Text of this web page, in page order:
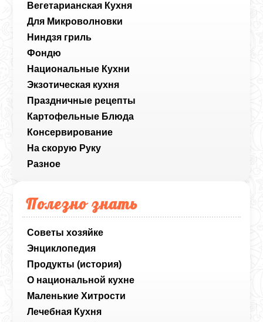
Вегетарианская Кухня
Для Микроволновки
Ниндзя гриль
Фондю
Национальные Кухни
Экзотическая кухня
Праздничные рецепты
Картофельные Блюда
Консервирование
На скорую Руку
Разное
Полезно знать
Советы хозяйке
Энциклопедия
Продукты (история)
О национальной кухне
Маленькие Хитрости
Лечебная Кухня